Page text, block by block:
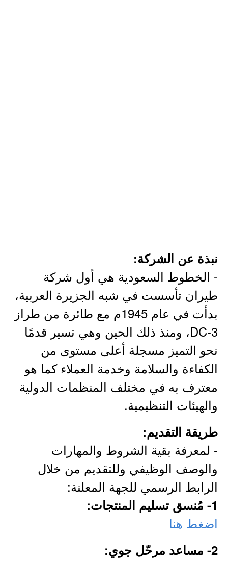
نبذة عن الشركة:
- الخطوط السعودية هي أول شركة
طيران تأسست في شبه الجزيرة العربية،
بدأت في عام 1945م مع طائرة من طراز
DC-3، ومنذ ذلك الحين وهي تسير قدمًا
نحو التميز مسجلة أعلى مستوى من
الكفاءة والسلامة وخدمة العملاء كما هو
معترف به في مختلف المنظمات الدولية
والهيئات التنظيمية.
طريقة التقديم:
- لمعرفة بقية الشروط والمهارات
والوصف الوظيفي وللتقديم من خلال
الرابط الرسمي للجهة المعلنة:
1- مُنسق تسليم المنتجات:
اضغط هنا
2- مساعد مرحّل جوي: